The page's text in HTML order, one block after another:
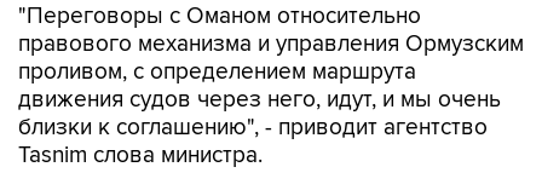
"Переговоры с Оманом относительно
правового механизма и управления Ормузским
проливом, с определением маршрута
движения судов через него, идут, и мы очень
близки к соглашению", - приводит агентство
Tasnim слова министра.